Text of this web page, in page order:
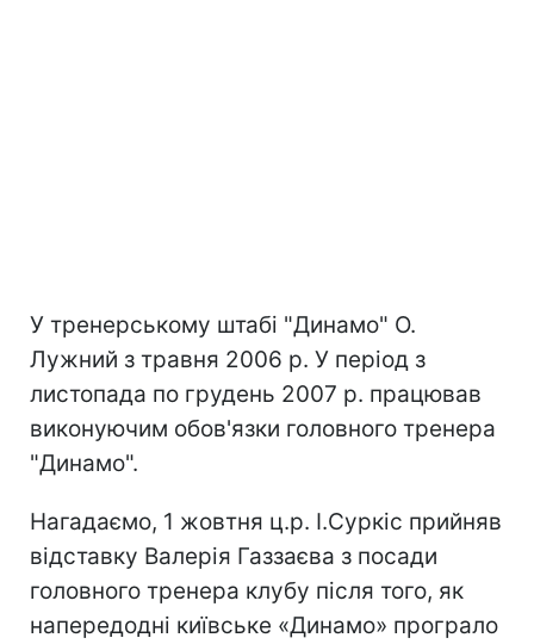
У тренерському штабі "Динамо" О.
Лужний з травня 2006 р. У період з
листопада по грудень 2007 р. працював
виконуючим обов'язки головного тренера
"Динамо".
Нагадаємо, 1 жовтня ц.р. І.Суркіс прийняв
відставку Валерія Газзаєва з посади
головного тренера клубу після того, як
напередодні київське «Динамо» програло